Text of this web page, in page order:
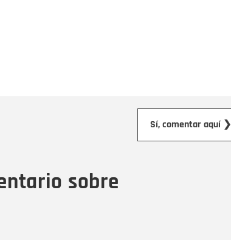
sobre
Sí, comentar aquí ❯